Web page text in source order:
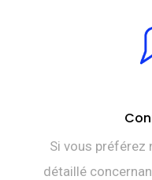
Si vous préférez
détaillé